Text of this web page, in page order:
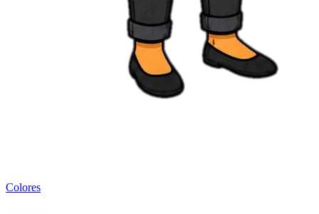
Colores